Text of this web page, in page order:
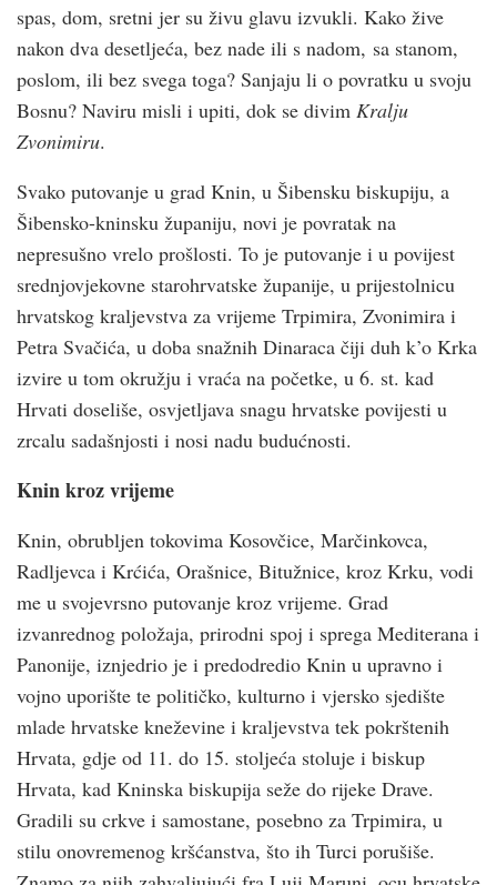
spas, dom, sretni jer su živu glavu izvukli. Kako žive
nakon dva desetljeća, bez nade ili s nadom, sa stanom,
poslom, ili bez svega toga? Sanjaju li o povratku u svoju
Bosnu? Naviru misli i upiti, dok se divim Kralju
Zvonimiru.
Svako putovanje u grad Knin, u Šibensku biskupiju, a
Šibensko-kninsku županiju, novi je povratak na
nepresušno vrelo prošlosti. To je putovanje i u povijest
srednjovjekovne starohrvatske županije, u prijestolnicu
hrvatskog kraljevstva za vrijeme Trpimira, Zvonimira i
Petra Svačića, u doba snažnih Dinaraca čiji duh k’o Krka
izvire u tom okružju i vraća na početke, u 6. st. kad
Hrvati doseliše, osvjetljava snagu hrvatske povijesti u
zrcalu sadašnjosti i nosi nadu budućnosti.
Knin kroz vrijeme
Knin, obrubljen tokovima Kosovčice, Marčinkovca,
Radljevca i Krćića, Orašnice, Bitužnice, kroz Krku, vodi
me u svojevrsno putovanje kroz vrijeme. Grad
izvanrednog položaja, prirodni spoj i sprega Mediterana i
Panonije, iznjedrio je i predodredio Knin u upravno i
vojno uporište te političko, kulturno i vjersko sjedište
mlade hrvatske kneževine i kraljevstva tek pokrštenih
Hrvata, gdje od 11. do 15. stoljeća stoluje i biskup
Hrvata, kad Kninska biskupija seže do rijeke Drave.
Gradili su crkve i samostane, posebno za Trpimira, u
stilu onovremenog kršćanstva, što ih Turci porušiše.